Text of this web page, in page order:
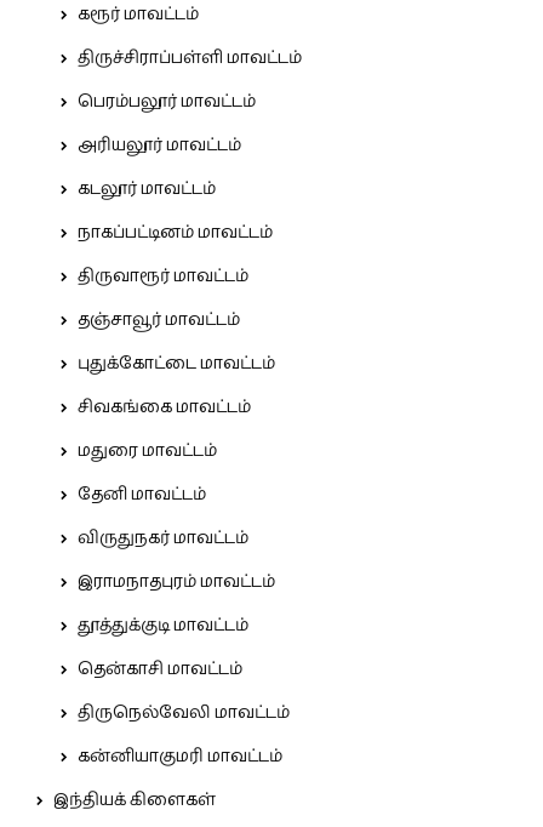
கரூர் மாவட்டம்
திருச்சிராப்பள்ளி மாவட்டம்
பெரம்பலூர் மாவட்டம்
அரியலூர் மாவட்டம்
கடலூர் மாவட்டம்
நாகப்பட்டினம் மாவட்டம்
திருவாரூர் மாவட்டம்
தஞ்சாவூர் மாவட்டம்
புதுக்கோட்டை மாவட்டம்
சிவகங்கை மாவட்டம்
மதுரை மாவட்டம்
தேனி மாவட்டம்
விருதுநகர் மாவட்டம்
இராமநாதபுரம் மாவட்டம்
தூத்துக்குடி மாவட்டம்
தென்காசி மாவட்டம்
திருநெல்வேலி மாவட்டம்
கன்னியாகுமரி மாவட்டம்
இந்தியக் கிளைகள்